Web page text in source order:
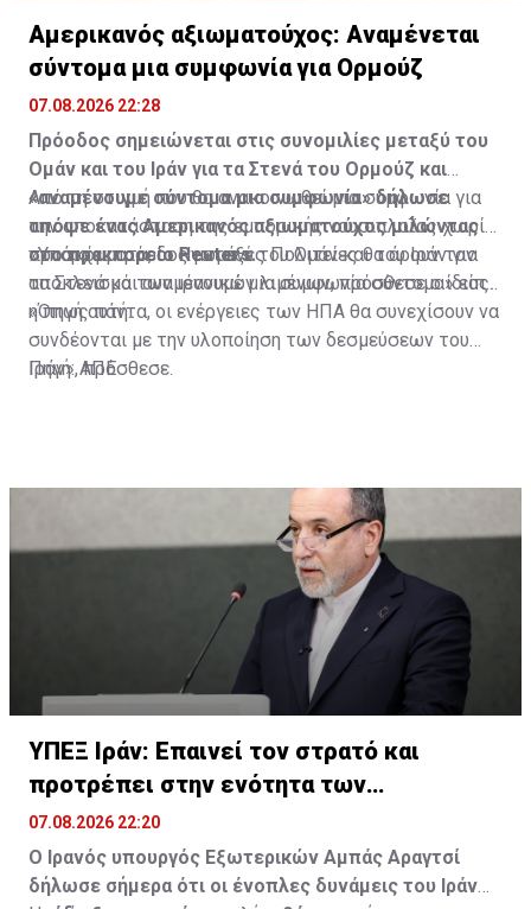
Αμερικανός αξιωματούχος: Αναμένεται
σύντομα μια συμφωνία για Ορμούζ
07.08.2026 22:28
Πρόοδος σημειώνεται στις συνομιλίες μεταξύ του
Ομάν και του Ιράν για τα Στενά του Ορμούζ και
«αναμένουμε σύντομα μια συμφωνία» δήλωσε
απόψε ένας Αμερικανός αξιωματούχος μιλώντας
στο πρακτορείο Reuters.
Από τη στιγμή που θα ανακοινωθεί μια συμφωνία για
την αποκατάσταση της εμπορικής ναυσιπλοΐας χωρίς
προσκόμματα, οι Ηνωμένες Πολιτείες θα άρουν τον
αποκλεισμό των ιρανικών λιμένων, πρόσθεσε ο ίδιος.
«Υπάρχει πρόοδος μεταξύ του Ομάν και του Ιράν για
τα Στενά και αναμένουμε μια συμφωνία σύντομα» είπε
η πηγή αυτή.
«Όπως πάντα, οι ενέργειες των ΗΠΑ θα συνεχίσουν να
συνδέονται με την υλοποίηση των δεσμεύσεων του
Ιράν», πρόσθεσε.
Πηγή: ΑΠΕ
ΥΠΕΞ Ιράν: Επαινεί τον στρατό και
προτρέπει στην ενότητα των
μουσουλμάνων
07.08.2026 22:20
Ο Ιρανός υπουργός Εξωτερικών Αμπάς Αραγτσί
δήλωσε σήμερα ότι οι ένοπλες δυνάμεις του Ιράν